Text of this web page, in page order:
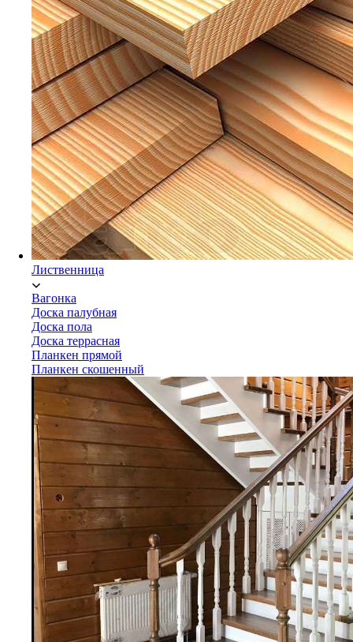
Лиственница
Вагонка
Доска палубная
Доска пола
Доска террасная
Планкен прямой
Планкен скошенный
Брусок Сосна/Ель
Лиственница
Вагонка
Доска палубная
Доска пола